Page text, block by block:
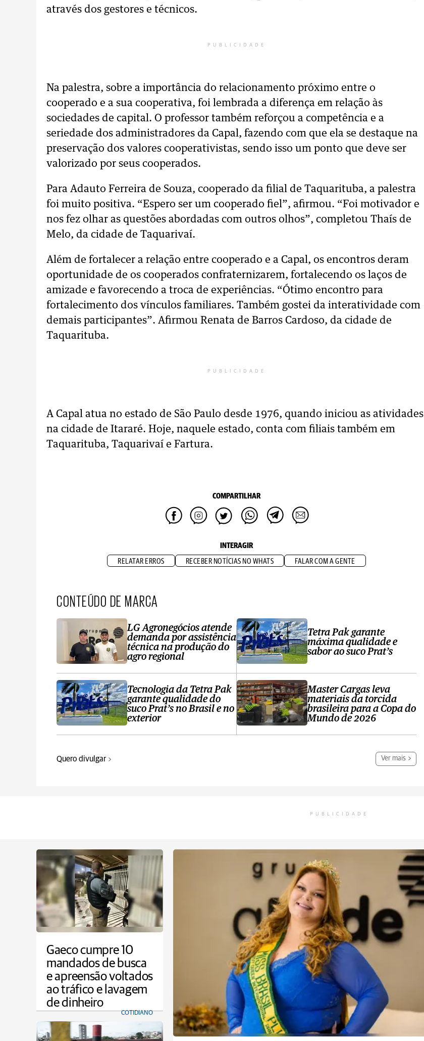
através dos gestores e técnicos.
PUBLICIDADE
Na palestra, sobre a importância do relacionamento próximo entre o
cooperado e a sua cooperativa, foi lembrada a diferença em relação às
sociedades de capital. O professor também reforçou a competência e a
seriedade dos administradores da Capal, fazendo com que ela se destaque na
preservação dos valores cooperativistas, sendo isso um ponto que deve ser
valorizado por seus cooperados.
Para Adauto Ferreira de Souza, cooperado da filial de Taquarituba, a palestra
foi muito positiva. “Espero ser um cooperado fiel”, afirmou. “Foi motivador e
nos fez olhar as questões abordadas com outros olhos”, completou Thaís de
Melo, da cidade de Taquarivaí.
Além de fortalecer a relação entre cooperado e a Capal, os encontros deram
oportunidade de os cooperados confraternizarem, fortalecendo os laços de
amizade e favorecendo a troca de experiências. “Ótimo encontro para
fortalecimento dos vínculos familiares. Também gostei da interatividade com
demais participantes”. Afirmou Renata de Barros Cardoso, da cidade de
Taquarituba.
PUBLICIDADE
A Capal atua no estado de São Paulo desde 1976, quando iniciou as atividades
na cidade de Itararé. Hoje, naquele estado, conta com filiais também em
Taquarituba, Taquarivaí e Fartura.
COMPARTILHAR
INTERAGIR
RELATAR ERROS RECEBER NOTÍCIAS NO WHATS FALAR COM A GENTE
CONTEÚDO DE MARCA
LG Agronegócios atende
demanda por assistência
técnica na produção do
agro regional
Tecnologia da Tetra Pak
garante qualidade do
suco Prat’s no Brasil e no
exterior
Tetra Pak garante
máxima qualidade e
sabor ao suco Prat’s
Master Cargas leva
materiais da torcida
brasileira para a Copa do
Mundo de 2026
Quero divulgar Ver mais
PUBLICIDADE
Gaeco cumpre 10
mandados de busca
e apreensão voltados
ao tráfico e lavagem
de dinheiro
COTIDIANO